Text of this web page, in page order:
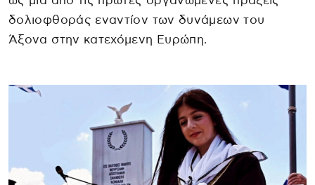
δολιοφθοράς εναντίον των δυνάμεων του
Άξονα στην κατεχόμενη Ευρώπη.